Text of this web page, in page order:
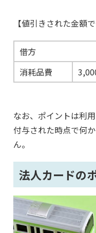
【値引きされた金額
借方
消耗品費
なお、ポイントは利
付与された時点で何
ん。
法人カードの